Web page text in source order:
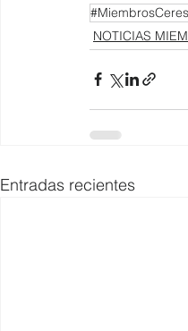
#MiembrosCeres
NOTICIAS
Entradas recientes